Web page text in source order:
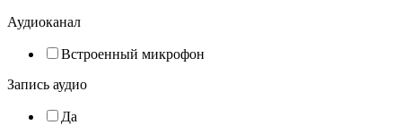
Аудиоканал
Встроенный микрофон
Запись аудио
Да